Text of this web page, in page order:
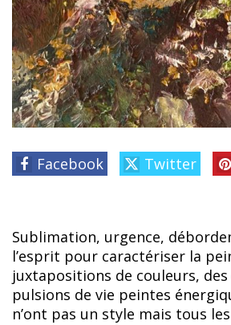
Facebook Twitter
Sublimation, urgence,
l’esprit pour caractériser la
juxtapositions de couleurs,
pulsions de vie peintes
n’ont pas un style mais tous